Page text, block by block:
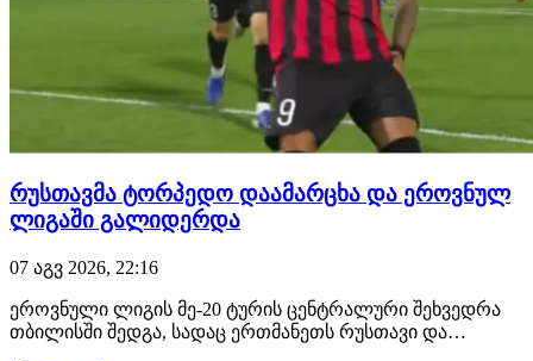
რუსთავმა ტორპედო დაამარცხა და ეროვნულ
ლიგაში გალიდერდა
07 აგვ 2026, 22:16
ეროვნული ლიგის მე-20 ტურის ცენტრალური შეხვედრა
თბილისში შედგა, სადაც ერთმანეთს რუსთავი და